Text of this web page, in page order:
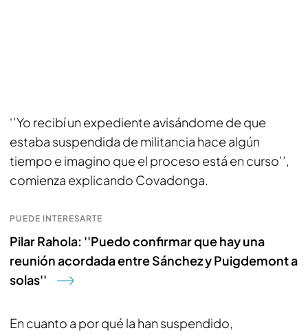
‘’Yo recibí un expediente avisándome de que
estaba suspendida de militancia hace algún
tiempo e imagino que el proceso está en curso’’,
comienza explicando Covadonga.
PUEDE INTERESARTE
Pilar Rahola: ''Puedo confirmar que hay una
reunión acordada entre Sánchez y Puigdemont a
solas''
En cuanto a por qué la han suspendido,